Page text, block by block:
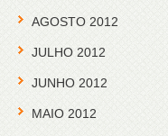
AGOSTO 2012
JULHO 2012
JUNHO 2012
MAIO 2012